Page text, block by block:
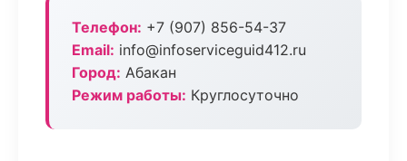
Телефон: +7 (907) 856-54-37
Email: info@infoserviceguid412.ru
Город: Абакан
Режим работы: Круглосуточно